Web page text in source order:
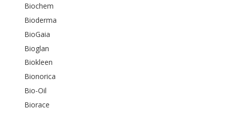
Biochem
Bioderma
BioGaia
Bioglan
Biokleen
Bionorica
Bio-Oil
Biorace